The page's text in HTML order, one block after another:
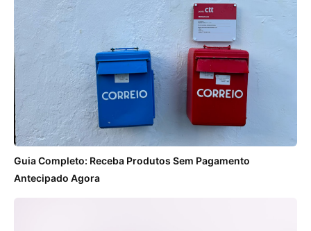
Guia Completo: Receba Produtos Sem Pagamento
Antecipado Agora